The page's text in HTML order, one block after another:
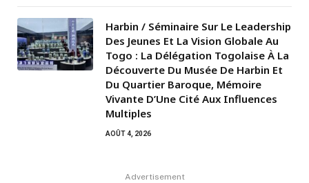
Harbin / Séminaire Sur Le Leadership
Des Jeunes Et La Vision Globale Au
Togo : La Délégation Togolaise À La
Découverte Du Musée De Harbin Et
Du Quartier Baroque, Mémoire
Vivante D’Une Cité Aux Influences
Multiples
AOÛT 4, 2026
Advertisement